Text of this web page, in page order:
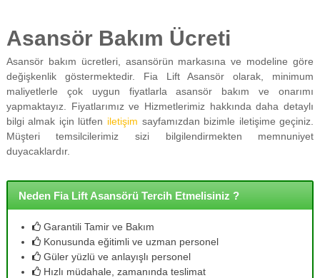
Asansör Bakım Ücreti
Asansör bakım ücretleri, asansörün markasına ve modeline göre
değişkenlik göstermektedir. Fia Lift Asansör olarak, minimum
maliyetlerle çok uygun fiyatlarla asansör bakım ve onarımı
yapmaktayız. Fiyatlarımız ve Hizmetlerimiz hakkında daha detaylı
bilgi almak için lütfen iletişim sayfamızdan bizimle iletişime geçiniz.
Müşteri temsilcilerimiz sizi bilgilendirmekten memnuniyet
duyacaklardır.
Neden Fia Lift Asansörü Tercih Etmelisiniz ?
Garantili Tamir ve Bakım
Konusunda eğitimli ve uzman personel
Güler yüzlü ve anlayışlı personel
Hızlı müdahale, zamanında teslimat